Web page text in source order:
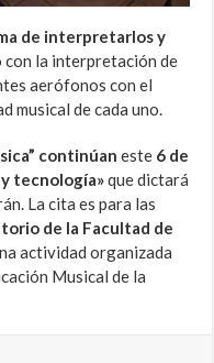
de interpretarlos y
con la interpretación de
aerófonos con el
musical de cada uno.
continúan este 6 de
tecnología»que dictará
La cita es para las
de la Facultad de
actividad organizada
Musical de la